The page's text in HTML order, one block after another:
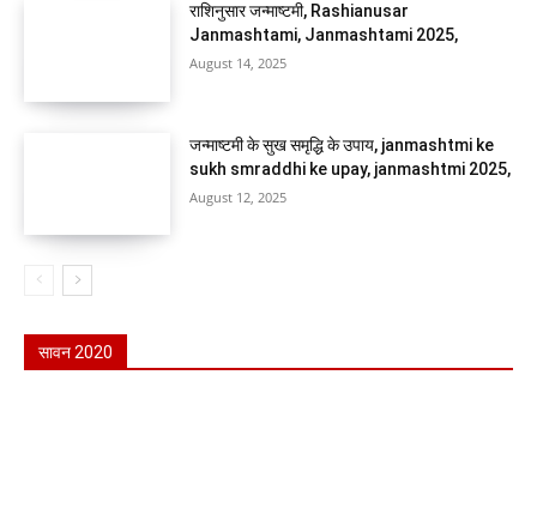
राशिनुसार जन्माष्टमी, Rashianusar
Janmashtami, Janmashtami 2025,
August 14, 2025
जन्माष्टमी के सुख समृद्धि के उपाय, janmashtmi ke
sukh smraddhi ke upay, janmashtmi 2025,
August 12, 2025
सावन 2020